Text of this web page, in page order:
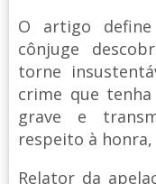
O artigo
cônjuge
torne
crime que
grave e
respeito à
Relator da